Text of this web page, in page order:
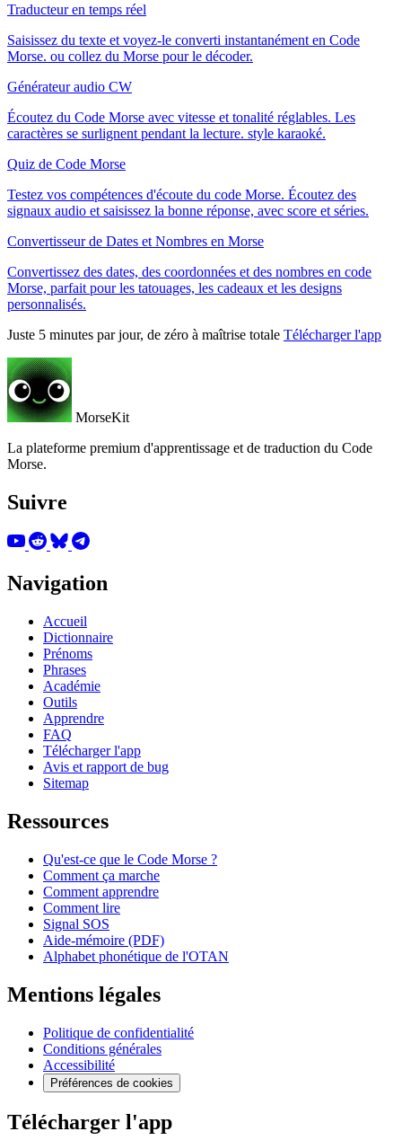
Traducteur en temps réel
Saisissez du texte et voyez-le converti instantanément en Code
Morse. ou collez du Morse pour le décoder.
Générateur audio CW
Écoutez du Code Morse avec vitesse et tonalité réglables. Les
caractères se surlignent pendant la lecture. style karaoké.
Quiz de Code Morse
Testez vos compétences d'écoute du code Morse. Écoutez des
signaux audio et saisissez la bonne réponse, avec score et séries.
Convertisseur de Dates et Nombres en Morse
Convertissez des dates, des coordonnées et des nombres en code
Morse, parfait pour les tatouages, les cadeaux et les designs
personnalisés.
Juste 5 minutes par jour, de zéro à maîtrise totale Télécharger l'app
MorseKit
La plateforme premium d'apprentissage et de traduction du Code
Morse.
Suivre
Navigation
Accueil
Dictionnaire
Prénoms
Phrases
Académie
Outils
Apprendre
FAQ
Télécharger l'app
Avis et rapport de bug
Sitemap
Ressources
Qu'est-ce que le Code Morse ?
Comment ça marche
Comment apprendre
Comment lire
Signal SOS
Aide-mémoire (PDF)
Alphabet phonétique de l'OTAN
Mentions légales
Politique de confidentialité
Conditions générales
Accessibilité
Préférences de cookies
Télécharger l'app